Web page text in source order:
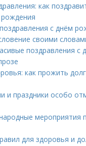
как
с днём
своими
поздравления с
как прожить
и праздники особо
мероприятия
для здоровья и